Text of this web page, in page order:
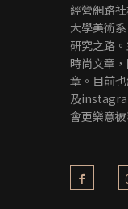
經營網路
大學美術
研究之路
時尚文章
章。目前
及
會更樂意